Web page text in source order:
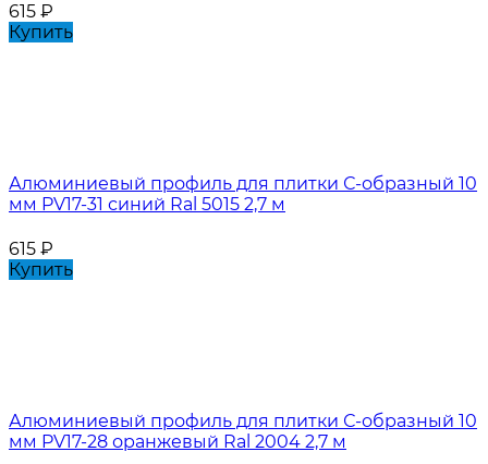
615 ₽
Купить
Алюминиевый профиль для плитки С-образный 10
мм PV17-31 синий Ral 5015 2,7 м
615 ₽
Купить
Алюминиевый профиль для плитки С-образный 10
мм PV17-28 оранжевый Ral 2004 2,7 м